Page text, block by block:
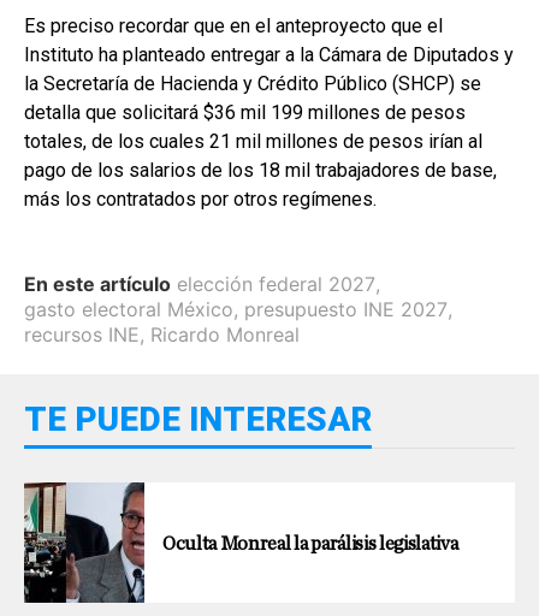
Es preciso recordar que en el anteproyecto que el
Instituto ha planteado entregar a la Cámara de Diputados y
la Secretaría de Hacienda y Crédito Público (SHCP) se
detalla que solicitará $36 mil 199 millones de pesos
totales, de los cuales 21 mil millones de pesos irían al
pago de los salarios de los 18 mil trabajadores de base,
más los contratados por otros regímenes.
En este artículo elección federal 2027,
gasto electoral México, presupuesto INE 2027,
recursos INE, Ricardo Monreal
TE PUEDE INTERESAR
Oculta Monreal la parálisis legislativa